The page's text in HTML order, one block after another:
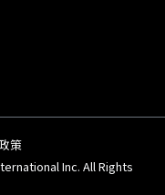
策
Inc. All Rights